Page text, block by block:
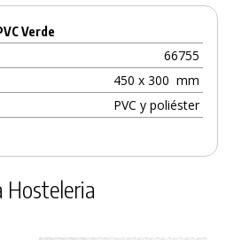
Verde
66755
450 x 300 mm
PVC y poliéster
Hosteleria